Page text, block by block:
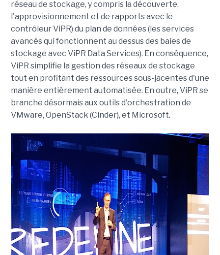
réseau de stockage, y compris la découverte,
l'approvisionnement et de rapports avec le
contrôleur ViPR) du plan de données (les services
avancés qui fonctionnent au dessus des baies de
stockage avec ViPR Data Services). En conséquence,
ViPR simplifie la gestion des réseaux de stockage
tout en profitant des ressources sous-jacentes d'une
manière entièrement automatisée. En outre, ViPR se
branche désormais aux outils d'orchestration de
VMware, OpenStack (Cinder), et Microsoft.